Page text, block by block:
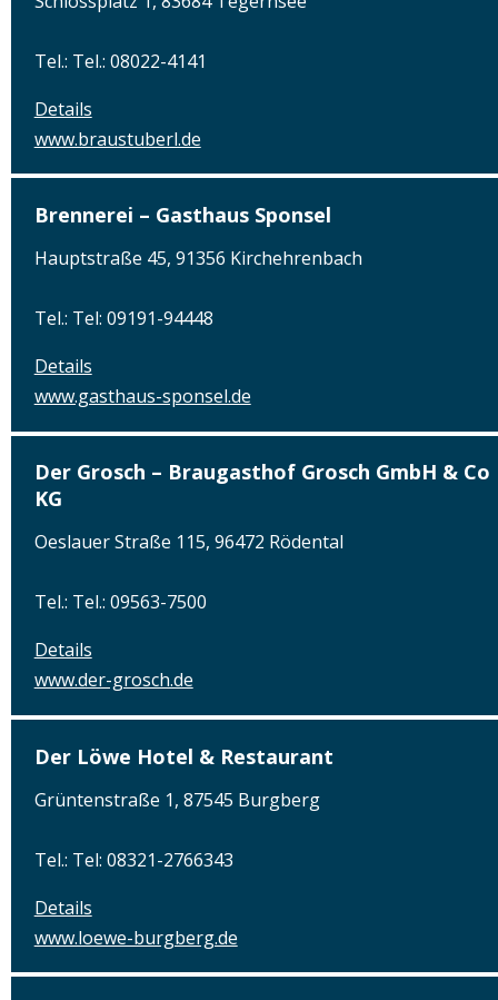
Tel.: Tel.: 08022-4141
Details
www.braustuberl.de
Brennerei – Gasthaus Sponsel
Hauptstraße 45, 91356 Kirchehrenbach
Tel.: Tel: 09191-94448
Details
www.gasthaus-sponsel.de
Der Grosch – Braugasthof Grosch GmbH & Co
KG
Oeslauer Straße 115, 96472 Rödental
Tel.: Tel.: 09563-7500
Details
www.der-grosch.de
Der Löwe Hotel & Restaurant
Grüntenstraße 1, 87545 Burgberg
Tel.: Tel: 08321-2766343
Details
www.loewe-burgberg.de